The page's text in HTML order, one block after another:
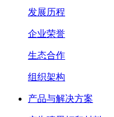
发展历程
企业荣誉
生态合作
组织架构
产品与解决方案